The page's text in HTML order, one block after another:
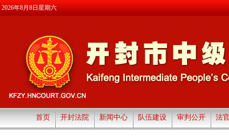
2026年8月8日星期六
首页 开封法院 新闻中心 队伍建设 审判公开 法